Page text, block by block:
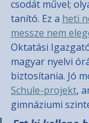
csodát művel;
tanító. Ez a heti
messze nem
Oktatási
magyar nyelvi
biztosítania. Jó
Schule-projekt,
gimnáziumi